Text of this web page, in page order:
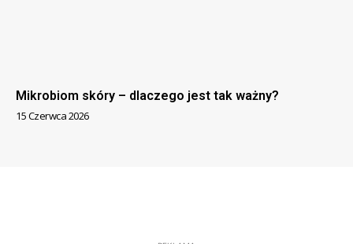
Mikrobiom skóry – dlaczego jest tak ważny?
15 Czerwca 2026